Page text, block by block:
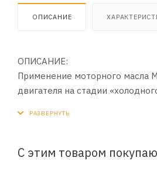
ОПИСАНИЕ
ОПИСАНИЕ:
Применение моторного масла
двигателя на стадии
температурных и
С этим товаром